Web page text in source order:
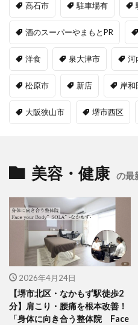
高石市 駐車場有
酒のスーパーやまもとPR
洋食 泉大津市 河
松原市 新店 岸和
大阪狭山市 堺市西区
美容・健康 の最
2026年4月24日
【堺市北区・なかもず駅徒歩2
分】肩こり・腰痛を根本改善！
「身体に向き合う整体院 Face